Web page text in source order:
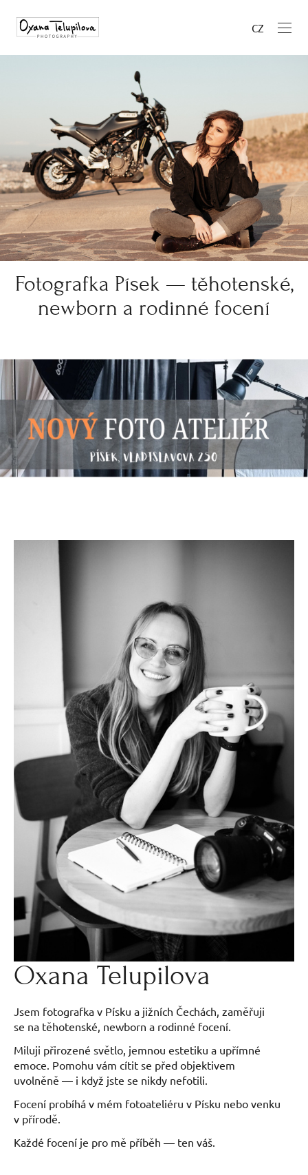
CZ
Fotografka Písek — těhotenské,
newborn a rodinné focení
Oxana Telupilova
Jsem fotografka v Písku a jižních Čechách, zaměřuji
se na těhotenské, newborn a rodinné focení.
Miluji přirozené světlo, jemnou estetiku a upřímné
emoce. Pomohu vám cítit se před objektivem
uvolněně — i když jste se nikdy nefotili.
Focení probíhá v mém fotoateliéru v Písku nebo venku
v přírodě.
Každé focení je pro mě příběh — ten váš.